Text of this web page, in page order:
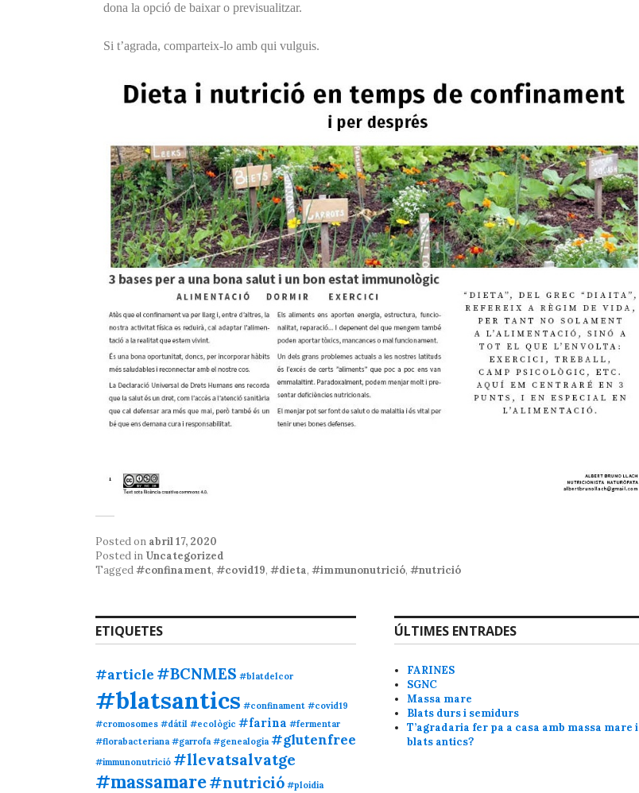
dona la opció de baixar o previsualitzar.
Si t’agrada, comparteix-lo amb qui vulguis.
Posted on abril 17, 2020
Posted in Uncategorized
Tagged#confinament, #covid19, #dieta, #immunonutrició, #nutrició
ETIQUETES
#article #BCNMES #blatdelcor
#blatsantics #confinament #covid19
#cromosomes #dátil #ecològic #farina #fermentar
#florabacteriana #garrofa #genealogia #glutenfree
#immunonutrició #llevatsalvatge
#massamare#nutrició #ploidia
ÚLTIMES ENTRADES
FARINES
SGNC
Massa mare
Blats durs i semidurs
T’agradaria fer pa a casa amb massa mare i
blats antics?